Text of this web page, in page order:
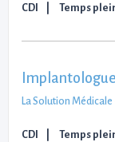
CDI Temps
La Solution Médicale
CDI Temps